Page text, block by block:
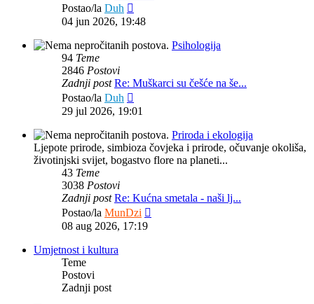
Postao/la Duh
post
04 jun 2026, 19:48
Psihologija
94 Teme
2846 Postovi
Zadnji post Re: Muškarci su češće na še...
Postao/la Duh
post
29 jul 2026, 19:01
Priroda i ekologija
Ljepote prirode, simbioza čovjeka i prirode, očuvanje okoliša,
životinjski svijet, bogastvo flore na planeti...
43 Teme
3038 Postovi
Zadnji post Re: Kućna smetala - naši lj...
Postao/la MunDzi
08 aug 2026, 17:19
Umjetnost i kultura
Teme
Postovi
Zadnji post